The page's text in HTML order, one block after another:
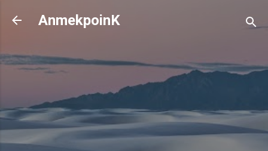
기본 콘텐츠로 건너뛰기
AnmekpoinK